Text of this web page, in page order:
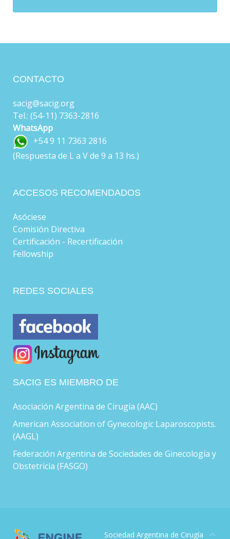
CONTACTO
sacig@sacig.org
Tel.: (54-11) 7363-2816
WhatsApp
+54 9 11 7363 2816
(Respuesta de L a V de 9 a 13 hs.)
ACCESOS RECOMENDADOS
Asóciese
Comisión Directiva
Certificación - Recertificación
Fellowship
REDES SOCIALES
SACIG ES MIEMBRO DE
Asociación Argentina de Cirugía (AAC)
American Association of Gynecologic Laparoscopists.
(AAGL)
Federación Argentina de Sociedades de Ginecología y
Obstetricia (FASGO)
Sociedad Argentina de Cirugía